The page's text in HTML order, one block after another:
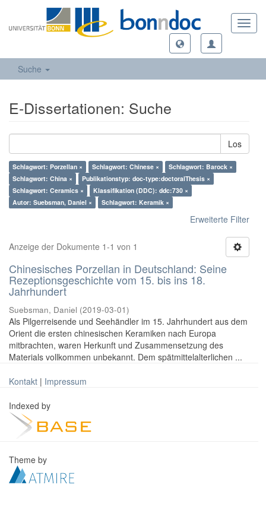
Suche
E-Dissertationen: Suche
Los
Schlagwort: Porzellan × Schlagwort: Chinese ×
Schlagwort: Barock ×
Schlagwort: China ×
Publikationstyp: doc-type:doctoralThesis ×
Schlagwort: Ceramics ×
Klassifikation (DDC): ddc:730 ×
Autor: Suebsman, Daniel ×
Schlagwort: Keramik ×
Erweiterte Filter
Anzeige der Dokumente 1-1 von 1
Chinesisches Porzellan in Deutschland: Seine
Rezeptionsgeschichte vom 15. bis ins 18.
Jahrhundert
Suebsman, Daniel (2019-03-01)
Als Pilgerreisende und Seehändler im 15. Jahrhundert aus dem
Orient die ersten chinesischen Keramiken nach Europa
mitbrachten, waren Herkunft und Zusammensetzung des
Materials vollkommen unbekannt. Dem spätmittelalterlichen ...
Kontakt | Impressum
Indexed by
Theme by